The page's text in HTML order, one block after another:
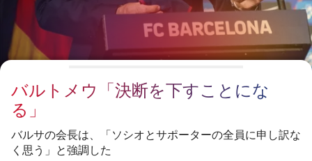
順位表
スケジュール
チケット
結果
順位表
PLUSICON
LABEL.ARIA.PLUS
トップチーム
スケジュール
チケット
トップチーム
plusicon
label.aria.plus
バルトメウ「決断を下すことにな
る」
バルサの会長は、「ソシオとサポーターの全員に申し訳な
く思う」と強調した